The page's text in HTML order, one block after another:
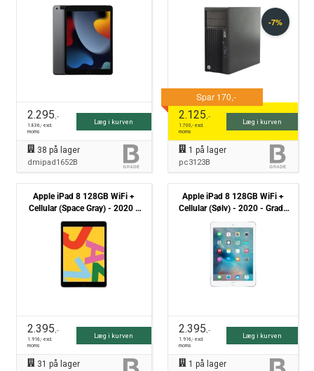
Grade B
2.295,-
1.836,- excl.
moms
Læg i kurven
38 på lager
dmipad1652B
SSD +1TB HDD - Nvidia RTX
2060 Win10 Pro - Grade B
2.125,-
1.700,- excl.
moms
Læg i kurven
1 på lager
pc3123B
Apple iPad 8 128GB WiFi +
Cellular (Space Gray) - 2020 -
Grade B
2.395,-
1.916,- excl.
moms
Læg i kurven
31 på lager
Apple iPad 8 128GB WiFi +
Cellular (Sølv) - 2020 - Grade
2.395,-
1.916,- excl.
moms
Læg i kurven
1 på lager